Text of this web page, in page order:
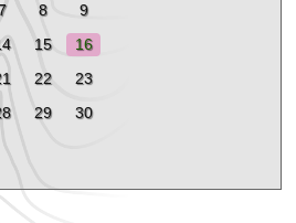
8
9
15
16
22
23
29
30